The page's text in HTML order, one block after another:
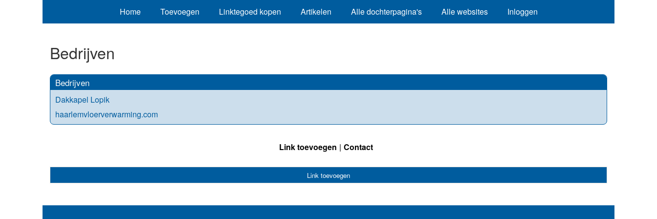
Home Toevoegen Linktegoed kopen Artikelen Alle dochterpagina's Alle websites Inloggen
Bedrijven
Bedrijven
Dakkapel Lopik
haarlemvloerverwarming.com
Link toevoegen Contact
Link toevoegen